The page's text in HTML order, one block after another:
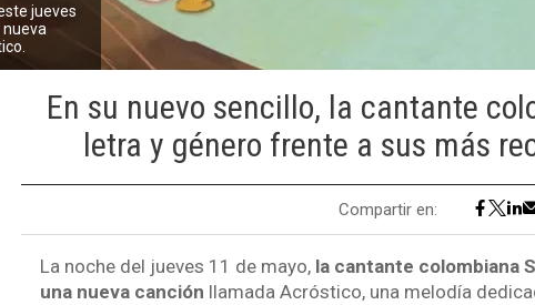
jueves
nueva
En su nuevo sencillo, la cantante
letra y género frente a sus más
Compartir en:
La noche del jueves 11 de mayo, la cantante colombiana
una nueva canción llamada Acróstico, una melodía